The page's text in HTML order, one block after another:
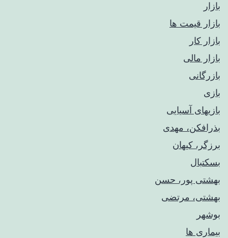
بازار
بازار قیمت ها
بازار کار
بازار مالی
بازرگانی
بازی
بازیهای آسیایی
بذرافکن، مهدی
برزگر، کیهان
بسکتبال
بهشتی پور، حسن
بهشتی، مرتضی
بوشهر
بیماری ها